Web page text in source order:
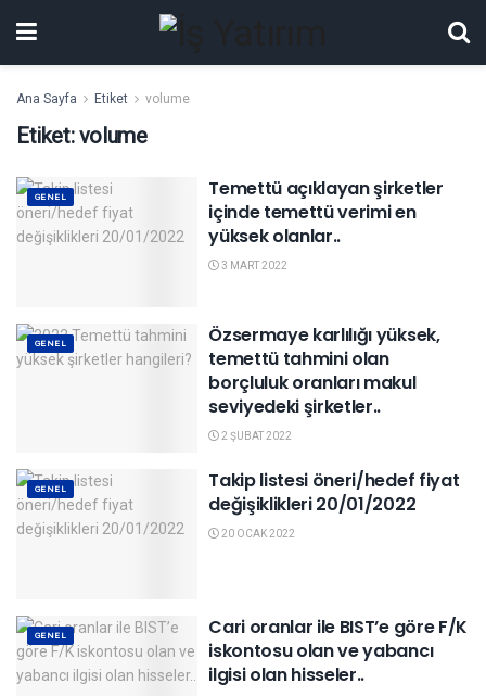
Ana Sayfa Etiket volume
Etiket:volume
GENEL
Temettü açıklayan şirketler
içinde temettü verimi en
yüksek olanlar..
3 MART 2022
GENEL
Özsermaye karlılığı yüksek,
temettü tahmini olan
borçluluk oranları makul
seviyedeki şirketler..
2 ŞUBAT 2022
GENEL
Takip listesi öneri/hedef fiyat
değişiklikleri 20/01/2022
20 OCAK 2022
GENEL
Cari oranlar ile BIST’e göre F/K
iskontosu olan ve yabancı
ilgisi olan hisseler..